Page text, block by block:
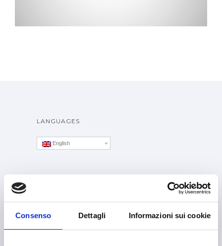
Consenso Dettagli Informazioni sui cookie
LANGUAGES
English